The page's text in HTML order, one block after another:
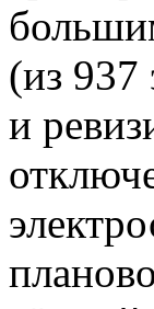
(из 937
и